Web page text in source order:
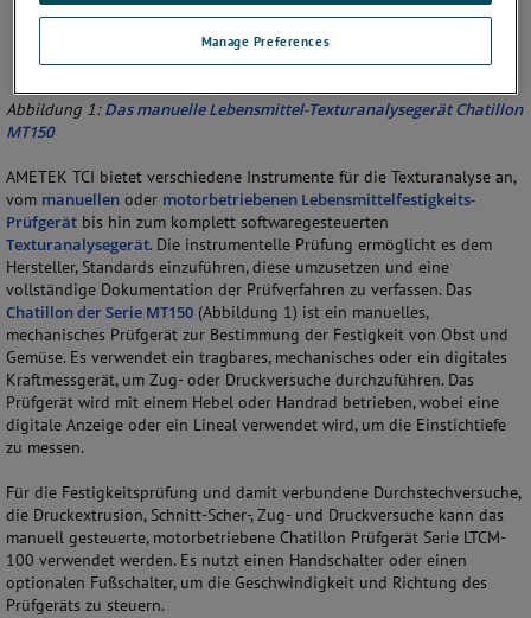
Abbildung 1:Das manuelle Lebensmittel-Texturanalysegerät Chatillon
MT150
AMETEK TCI bietet verschiedene Instrumente für die Texturanalyse an,
vom manuellen oder motorbetriebenen Lebensmittelfestigkeits-
Prüfgerät bis hin zum komplett softwaregesteuerten
Texturanalysegerät. Die instrumentelle Prüfung ermöglicht es dem
Hersteller, Standards einzuführen, diese umzusetzen und eine
vollständige Dokumentation der Prüfverfahren zu verfassen. Das
Chatillon der Serie MT150 (Abbildung 1) ist ein manuelles,
mechanisches Prüfgerät zur Bestimmung der Festigkeit von Obst und
Gemüse. Es verwendet ein tragbares, mechanisches oder ein digitales
Kraftmessgerät, um Zug- oder Druckversuche durchzuführen. Das
Prüfgerät wird mit einem Hebel oder Handrad betrieben, wobei eine
digitale Anzeige oder ein Lineal verwendet wird, um die Einstichtiefe
zu messen.
Für die Festigkeitsprüfung und damit verbundene Durchstechversuche,
die Druckextrusion, Schnitt-Scher-, Zug- und Druckversuche kann das
manuell gesteuerte, motorbetriebene Chatillon Prüfgerät Serie LTCM-
100 verwendet werden. Es nutzt einen Handschalter oder einen
optionalen Fußschalter, um die Geschwindigkeit und Richtung des
Prüfgeräts zu steuern.
Manage Preferences